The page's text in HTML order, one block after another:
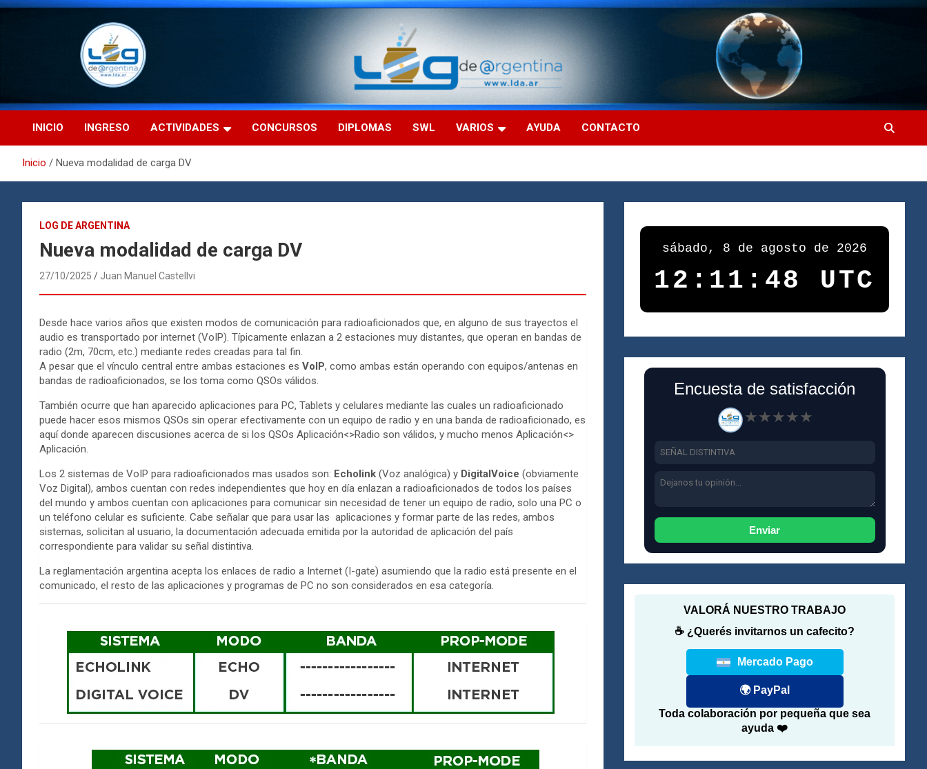
Saltar
LdA (Log de Argentina)
INICIO INGRESO ACTIVIDADES CONCURSOS DIPLOMAS SWL VARIOS AYUDA CONTACTO
Inicio Nueva modalidad de carga DV
LOG DE ARGENTINA
Nueva modalidad de carga DV
27/10/2025 Juan Manuel Castellvi
Desde hace varios años que existen modos de comunicación para radioaficionados que, en alguno de sus trayectos el
audio es transportado por internet (VoIP). Típicamente enlazan a 2 estaciones muy distantes, que operan en bandas de
radio (2m, 70cm, etc.) mediante redes creadas para tal fin.
A pesar que el vínculo central entre ambas estaciones es VoIP, como ambas están operando con equipos/antenas en
bandas de radioaficionados, se los toma como QSOs válidos.
También ocurre que han aparecido aplicaciones para PC, Tablets y celulares mediante las cuales un radioaficionado
puede hacer esos mismos QSOs sin operar efectivamente con un equipo de radio y en una banda de radioaficionado, es
aquí donde aparecen discusiones acerca de si los QSOs Aplicación<>Radio son válidos, y mucho menos Aplicación<>
Aplicación.
Los 2 sistemas de VoIP para radioaficionados mas usados son: Echolink (Voz analógica) y DigitalVoice (obviamente
Voz Digital), ambos cuentan con redes independientes que hoy en día enlazan a radioaficionados de todos los países
del mundo y ambos cuentan con aplicaciones para comunicar sin necesidad de tener un equipo de radio, solo una PC o
un teléfono celular es suficiente. Cabe señalar que para usar las aplicaciones y formar parte de las redes, ambos
sistemas, solicitan al usuario, la documentación adecuada emitida por la autoridad de aplicación del país
correspondiente para validar su señal distintiva.
La reglamentación argentina acepta los enlaces de radio a Internet (I-gate) asumiendo que la radio está presente en el
comunicado, el resto de las aplicaciones y programas de PC no son considerados en esa categoría.
sábado, 8 de agosto de 2026
12:11:50 UTC
Encuesta de satisfacción
★
★
★
★
★
Enviar